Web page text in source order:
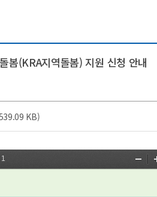
봄(KRA지역돌봄) 지원 신청 안내
KB)